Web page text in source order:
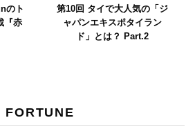
のト
『赤
第10回 タイで大人気の「ジ
ャパンエキスポタイラン
ド」とは？ Part.2
FORTUNE